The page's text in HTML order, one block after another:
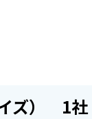
イズ） 1社